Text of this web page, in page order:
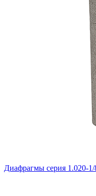
Диафрагмы серия 1.020-